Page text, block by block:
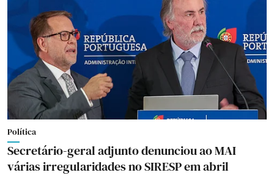
Política
Secretário-geral adjunto denunciou ao MAI
várias irregularidades no SIRESP em abril